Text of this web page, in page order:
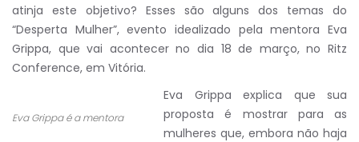
atinja este objetivo? Esses são alguns dos temas do
“Desperta Mulher”, evento idealizado pela mentora Eva
Grippa, que vai acontecer no dia 18 de março, no Ritz
Conference, em Vitória.
Eva Grippa é a mentora
Eva Grippa explica que sua
proposta é mostrar para as
mulheres que, embora não haja